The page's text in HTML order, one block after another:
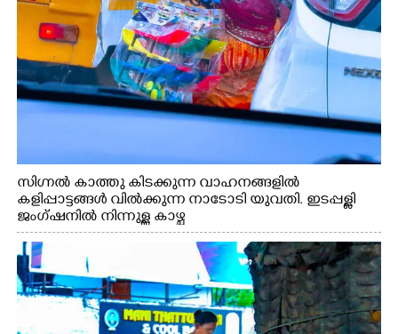
സിഗ്നൽ കാത്തു കിടക്കുന്ന വാഹനങ്ങളിൽ
കളിപ്പാട്ടങ്ങൾ വിൽക്കുന്ന നാടോടി യുവതി. ഇടപ്പള്ളി
ജംഗ്ഷനിൽ നിന്നുള്ള കാഴ്ച